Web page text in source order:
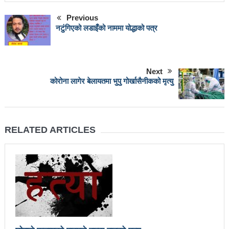
वटा सूचीकरणबाट हटे
इन्द्रेश्वर युवा समाजद्वारा बेलकोटगढीका ५ विद्यालयमा छात्रवृत्ति
भरतपुरको मुख्य सडकमा भएको भूमिगत विद्युतिकरणको ब्रेकथ्रु
सकियो चितवन महोत्सव : ५ लाख सहभागि, ३० करोडको
कारोबार
बाघले झम्टिँदा मोटरसाइकलमा सवार दुई जना घाइते
एकाबिहानै चीनमा भुकम्पः नेपालमा कडा धक्का महसुस
बिद्यार्थीलाई चलचित्र सिकाउँदै बागमती प्रदेश सरकार
भोलि चितवनमा माओवादीको विशाल सभा: प्रचण्डले सम्बोधन
Previous
नटुं‌गिएको लडाइँको नाममा योद्धाको पत्र
Next
कोरोना लागेर बेलायतमा भुपु गोर्खासैनीकको मृत्यु
RELATED ARTICLES